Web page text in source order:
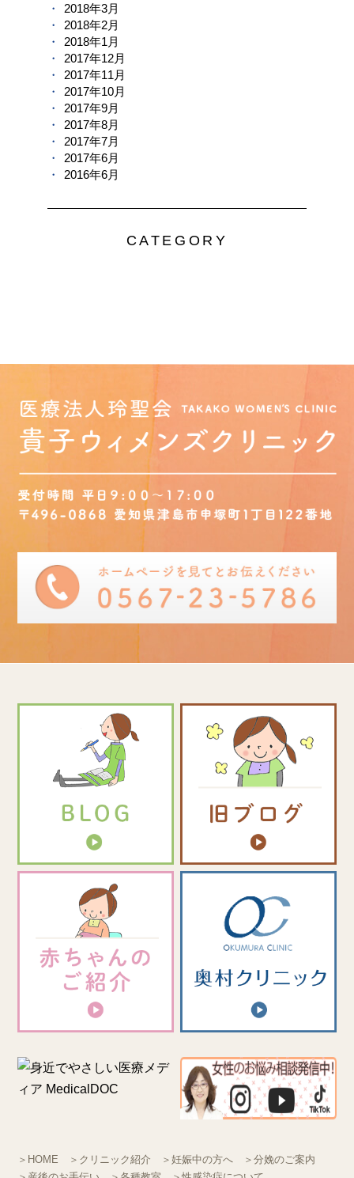
2018年3月
2018年2月
2018年1月
2017年12月
2017年11月
2017年10月
2017年9月
2017年8月
2017年7月
2017年6月
2016年6月
CATEGORY
＞HOME ＞クリニック紹介 ＞妊娠中の方へ
＞分娩のご案内